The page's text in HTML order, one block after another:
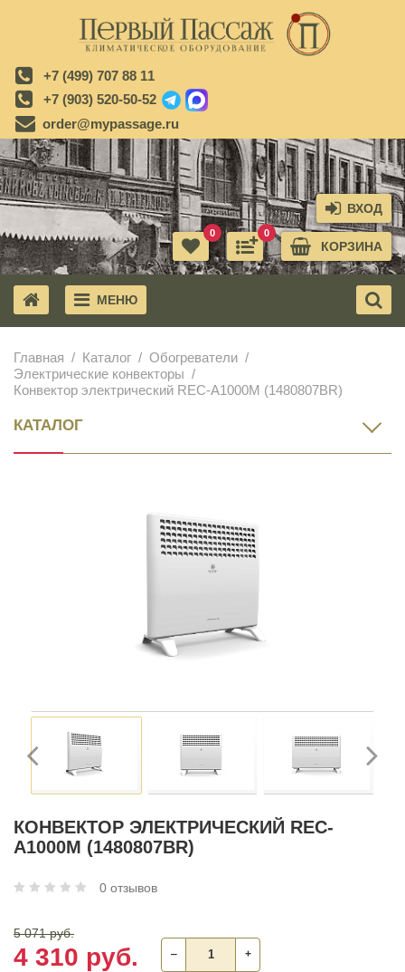
+7 (499) 707 88 11
+7 (903) 520-50-52
order@mypassage.ru
ВХОД
КОРЗИНА
0
0
МЕНЮ
Главная Каталог
Обогреватели
Электрические конвекторы
Конвектор электрический REC-A1000M (1480807BR)
КАТАЛОГ
КОНВЕКТОР ЭЛЕКТРИЧЕСКИЙ REC-
A1000M (1480807BR)
0 отзывов
5 071 руб.
4 310 руб. ‒ +